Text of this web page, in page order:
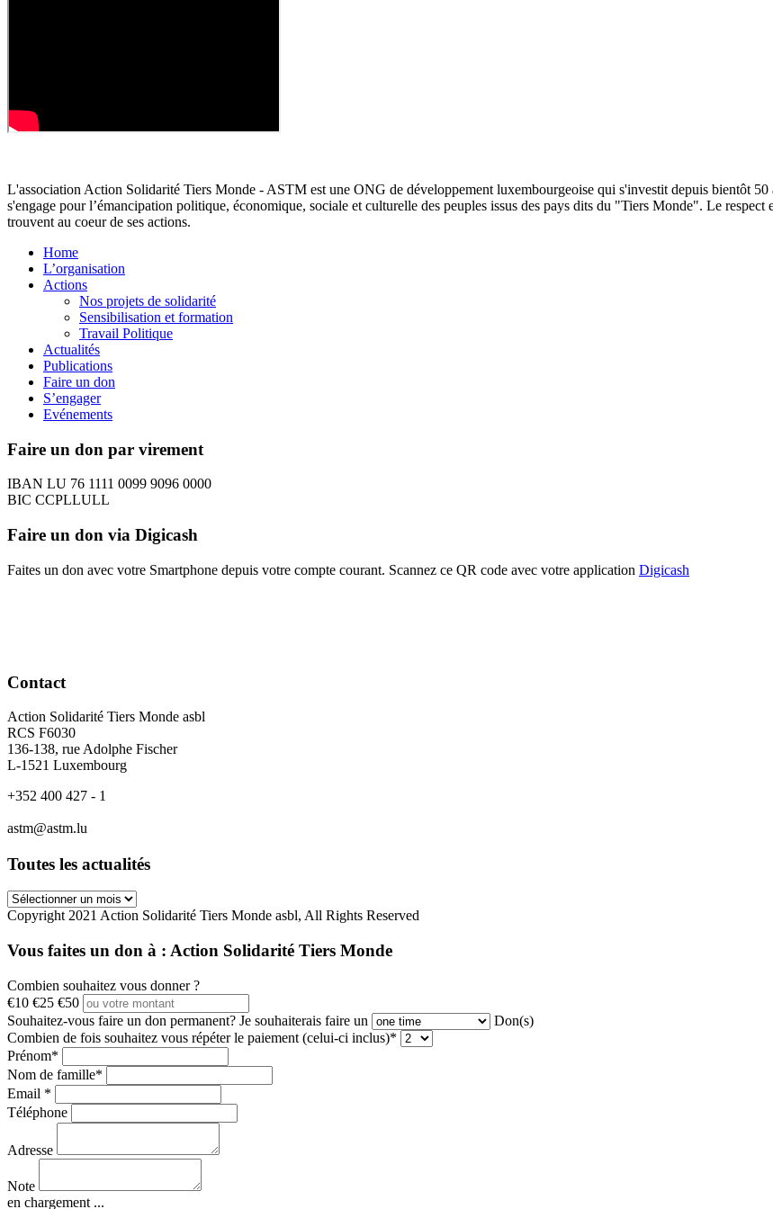
L'association Action Solidarité Tiers Monde - ASTM est une ONG de développement luxembourgeoise qui s'investit depuis bientôt
s'engage pour l’émancipation politique, économique, sociale et culturelle des peuples issus des pays dits du "Tiers Monde". Le
trouvent au coeur de ses actions.
Home
L’organisation
Actions
Nos projets de solidarité
Sensibilisation et formation
Travail Politique
Actualités
Publications
Faire un don
S’engager
Evénements
Faire un don par virement
IBAN LU 76 1111 0099 9096 0000
BIC CCPLLULL
Faire un don via Digicash
Faites un don avec votre Smartphone depuis votre compte courant. Scannez ce QR code avec votre application Digicash
Contact
Action Solidarité Tiers Monde asbl
RCS F6030
136-138, rue Adolphe Fischer
L-1521 Luxembourg
+352 400 427 - 1
astm@astm.lu
Toutes les actualités
Toutes
les
Copyright 2021 Action Solidarité Tiers Monde asbl, All Rights Reserved
Vous faites un don à : Action Solidarité Tiers Monde
Combien souhaitez vous donner ?
€10 €25 €50
Souhaitez-vous faire un don permanent? Je souhaiterais faire un
Don(s)
Combien de fois souhaitez vous répéter le paiement (celui-ci inclus)*
Prénom*
Nom de famille*
Email *
Téléphone
Adresse
Note
en chargement ...